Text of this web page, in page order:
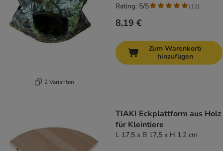
2 Varianten
8,19 €
Rating: 5/5 (12)
Zum Warenkorb
hinzufügen
TIAKI Eckplattform aus Holz
für Kleintiere
L 17,5 x B 17,5 x H 1,2 cm